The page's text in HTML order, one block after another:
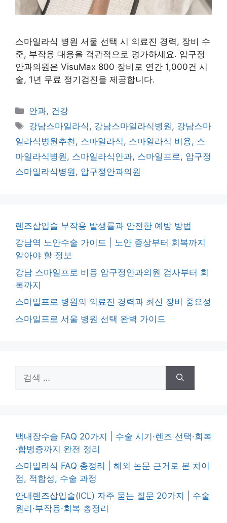
스마일라식 병원 서울 선택 시 의료진 경력, 장비 수
준, 부작용 대응을 객관적으로 평가하세요. 압구정
안과의원은 VisuMax 800 장비로 연간 1,000건 시
술, 1년 무료 정기검진을 제공합니다.
카
테
고
리
안과, 건강
태
그
강남스마일라식 , 강남스마일라식병원 , 강남스마
일라식병원추천 , 스마일라식 , 스마일라식 비용, 스
마일라식병원 , 스마일라식안과, 스마일프로 , 압구정
스마일라식병원 , 압구정안과의원
렌즈삽입술 부작용 발생률과 안전한 예방 방법
강남역 노안수술 가이드 | 노안 증상부터 회복까지
알아야 할 정보
강남 스마일프로 비용 압구정안과의원 검사부터 회
복까지
스마일프로 병원의 의료진 경력과 최신 장비 중요성
스마일프로 서울 병원 선택 완벽 가이드
색:
백내장수술 FAQ 20가지 | 수술 시기·렌즈 선택·회복
·합병증까지 완전 정리
스마일라식 FAQ 총정리 | 해외 논문 근거로 본 차이
점, 적합성, 수술 과정
안내렌즈삽입술(ICL) 자주 묻는 질문 20가지 | 수술
원리·부작용·회복 총정리